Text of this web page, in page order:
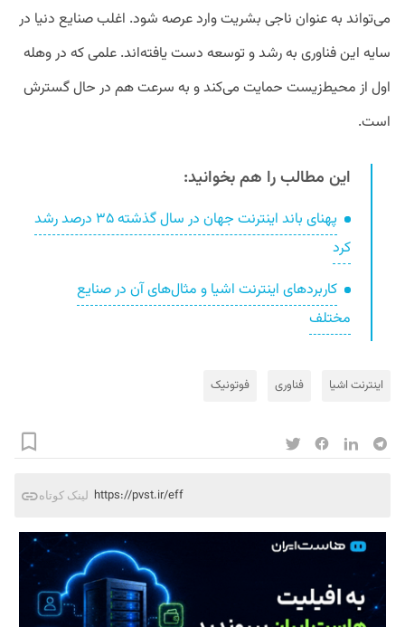
می‌تواند به عنوان ناجی بشریت وارد عرصه شود. اغلب صنایع دنیا در
سایه این فناوری به رشد و توسعه دست یافته‌اند. علمی که در وهله
اول از محیط‌زیست حمایت می‌کند و به سرعت هم در حال گسترش
است.
این مطالب را هم بخوانید:
پهنای باند اینترنت جهان در سال گذشته ۳۵ درصد رشد
کرد
کاربردهای اینترنت اشیا و مثال‌های آن در صنایع
مختلف
اینترنت اشیا فناوری فوتونیک
لینک کوتاه https://pvst.ir/eff